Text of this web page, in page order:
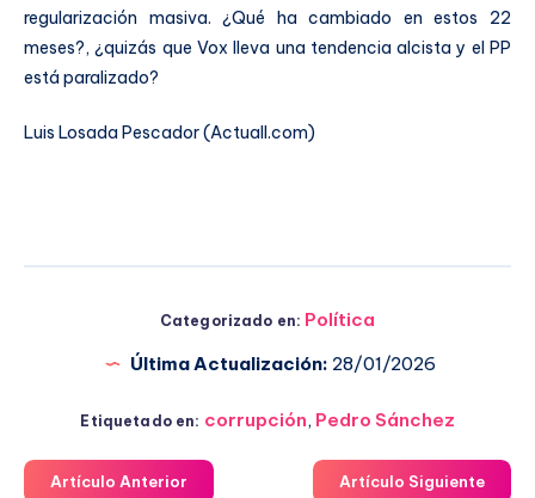
regularización masiva. ¿Qué ha cambiado en estos 22
meses?, ¿quizás que Vox lleva una tendencia alcista y el PP
está paralizado?
Luis Losada Pescador (Actuall.com)
Categorizado en: Política
Última Actualización: 28/01/2026
Etiquetado en: corrupción, Pedro Sánchez
Artículo Anterior Artículo Siguiente